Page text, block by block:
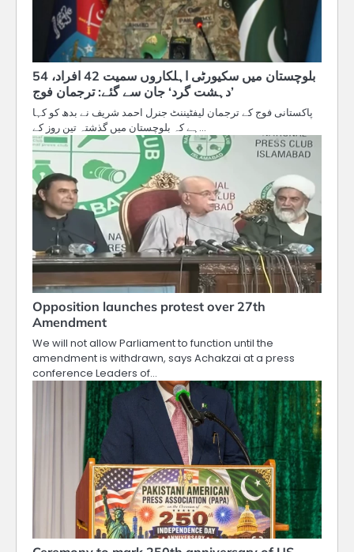
بلوچستان میں سکیورٹی اہلکاروں سمیت 42 افراد، 54
’دہشت گرد‘ جان سے گئے: ترجمان فوج
پاکستانی فوج کے ترجمان لیفٹیننٹ جنرل احمد شریف نے بدھ کو کہا
ہے کہ بلوچستان میں گذشتہ تین روز کے…
Opposition launches protest over 27th
Amendment
We will not allow Parliament to function until the
amendment is withdrawn, says Achakzai at a press
conference Leaders of…